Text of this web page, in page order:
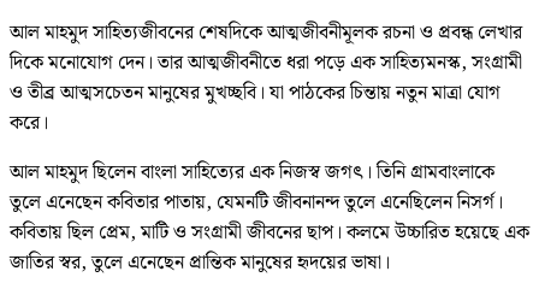
আল মাহমুদ সাহিত্যজীবনের শেষদিকে আত্মজীবনীমূলক রচনা ও প্রবন্ধ লেখার
দিকে মনোযোগ দেন। তার আত্মজীবনীতে ধরা পড়ে এক সাহিত্যমনস্ক, সংগ্রামী
ও তীব্র আত্মসচেতন মানুষের মুখচ্ছবি। যা পাঠকের চিন্তায় নতুন মাত্রা যোগ
করে।
আল মাহমুদ ছিলেন বাংলা সাহিত্যের এক নিজস্ব জগৎ। তিনি গ্রামবাংলাকে
তুলে এনেছেন কবিতার পাতায়, যেমনটি জীবনানন্দ তুলে এনেছিলেন নিসর্গ।
কবিতায় ছিল প্রেম, মাটি ও সংগ্রামী জীবনের ছাপ। কলমে উচ্চারিত হয়েছে এক
জাতির স্বর, তুলে এনেছেন প্রান্তিক মানুষের হৃদয়ের ভাষা।